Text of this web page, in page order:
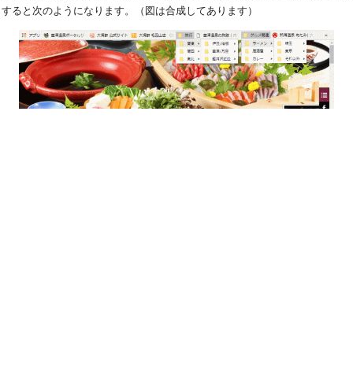
すると次のようになります。（図は合成してあります）